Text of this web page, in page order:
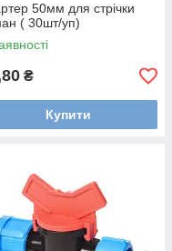
50мм для стрічки
( 30шт/уп)
₴
Купити